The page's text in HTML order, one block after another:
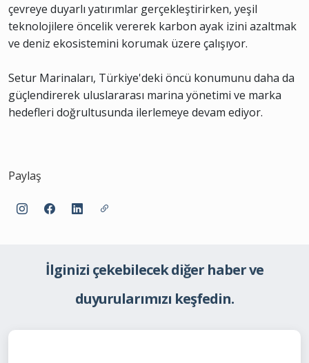
çevreye duyarlı yatırımlar gerçekleştirirken, yeşil
teknolojilere öncelik vererek karbon ayak izini azaltmak
ve deniz ekosistemini korumak üzere çalışıyor.
Setur Marinaları, Türkiye'deki öncü konumunu daha da
güçlendirerek uluslararası marina yönetimi ve marka
hedefleri doğrultusunda ilerlemeye devam ediyor.
Paylaş
İlginizi çekebilecek diğer haber ve
duyurularımızı keşfedin.